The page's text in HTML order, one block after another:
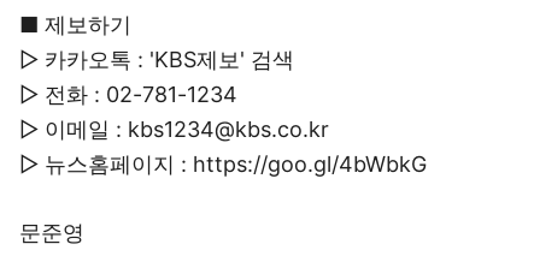
■ 제보하기
▷ 카카오톡 : 'KBS제보' 검색
▷ 전화 : 02-781-1234
▷ 이메일 : kbs1234@kbs.co.kr
▷ 뉴스홈페이지 : https://goo.gl/4bWbkG
문준영